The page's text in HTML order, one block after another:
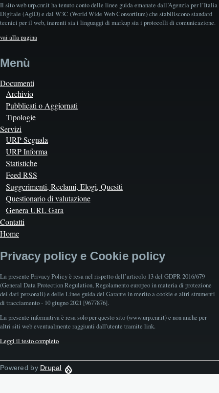
Il sito web urp.cnr.it ha tenuto conto delle linee guida emanate dall’Agenzia per l’Italia
Digitale (AgID) e dal W3C (World Wide Web Consortium) che stabiliscono standard
tecnici per il web, inerenti sia i linguaggi di markup sia i protocolli di comunicazione.
vai alla pagina
Menù
Documenti
Archivio
Pubblicati o Aggiornati
Tipologie
Servizi
URP Segnala
URP Informa
Statistiche
Feed RSS
Suggerimenti, Reclami, Elogi, Quesiti
Questionario di valutazione
Genera URL Gara
Contatti
Home
Privacy policy e Cookie policy
La presente Privacy Policy è resa nel rispetto dell’articolo 13 del GDPR 2016/679
(General Data Protection Regulation, Regolamento europeo in materia di protezione
dei dati personali) e delle Linee guida del Garante in merito a cookie e altri strumenti
di tracciamento - 10 giugno 2021 [9677876].
La presente informativa è resa solo per questo sito (www.urp.cnr.it) e non anche per
altri siti web eventualmente raggiunti dall'utente tramite link.
Leggi il testo completo
Powered by Drupal